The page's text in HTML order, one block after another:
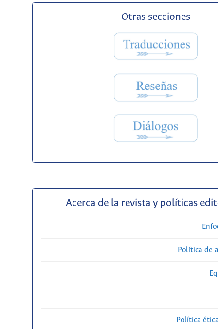
Otras secciones
Acerca de la revista y políticas
Política de
Política